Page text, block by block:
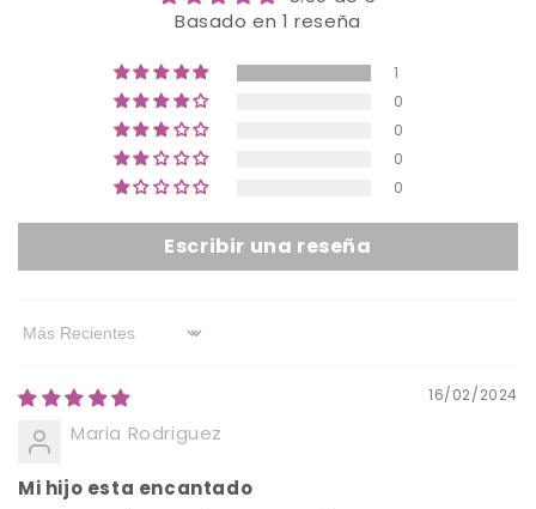
Basado en 1 reseña
1
0
0
0
0
Escribir una reseña
Sort by
16/02/2024
Maria Rodriguez
Mi hijo esta encantado